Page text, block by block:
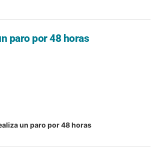
paro por 48 horas
un paro por 48 horas